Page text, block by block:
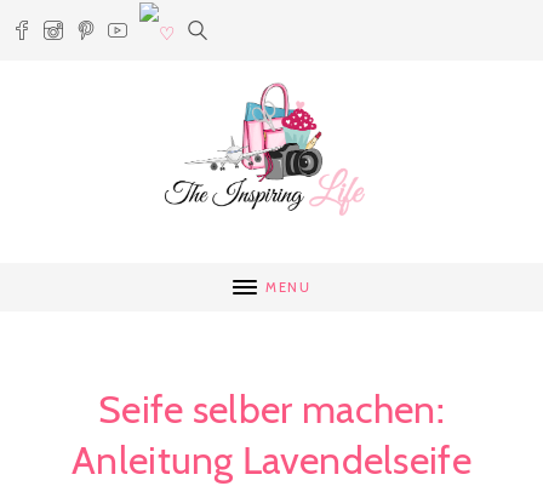
MENU
Seife selber machen:
Anleitung Lavendelseife